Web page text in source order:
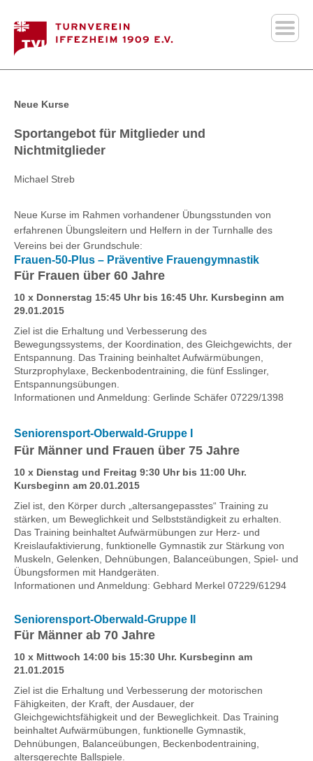
Neue Kurse
Sportangebot für Mitglieder und
Nichtmitglieder
Michael Streb
Neue Kurse im Rahmen vorhandener Übungsstunden von
erfahrenen Übungsleitern und Helfern in der Turnhalle des
Vereins bei der Grundschule:
Frauen-50-Plus – Präventive Frauengymnastik
Für Frauen über 60 Jahre
10 x Donnerstag 15:45 Uhr bis 16:45 Uhr. Kursbeginn am
29.01.2015
Ziel ist die Erhaltung und Verbesserung des
Bewegungssystems, der Koordination, des Gleichgewichts, der
Entspannung. Das Training beinhaltet Aufwärmübungen,
Sturzprophylaxe, Beckenbodentraining, die fünf Esslinger,
Entspannungsübungen.
Informationen und Anmeldung: Gerlinde Schäfer 07229/1398
Seniorensport-Oberwald-Gruppe I
Für Männer und Frauen über 75 Jahre
10 x Dienstag und Freitag 9:30 Uhr bis 11:00 Uhr.
Kursbeginn am 20.01.2015
Ziel ist, den Körper durch „altersangepasstes“ Training zu
stärken, um Beweglichkeit und Selbstständigkeit zu erhalten.
Das Training beinhaltet Aufwärmübungen zur Herz- und
Kreislaufaktivierung, funktionelle Gymnastik zur Stärkung von
Muskeln, Gelenken, Dehnübungen, Balanceübungen, Spiel- und
Übungsformen mit Handgeräten.
Informationen und Anmeldung: Gebhard Merkel 07229/61294
Seniorensport-Oberwald-Gruppe II
Für Männer ab 70 Jahre
10 x Mittwoch 14:00 bis 15:30 Uhr. Kursbeginn am
21.01.2015
Ziel ist die Erhaltung und Verbesserung der motorischen
Fähigkeiten, der Kraft, der Ausdauer, der
Gleichgewichtsfähigkeit und der Beweglichkeit. Das Training
beinhaltet Aufwärmübungen, funktionelle Gymnastik,
Dehnübungen, Balanceübungen, Beckenbodentraining,
altersgerechte Ballspiele.